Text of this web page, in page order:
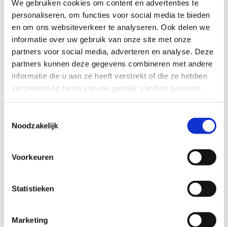
We gebruiken cookies om content en advertenties te
personaliseren, om functies voor social media te bieden
en om ons websiteverkeer te analyseren. Ook delen we
informatie over uw gebruik van onze site met onze
partners voor social media, adverteren en analyse. Deze
partners kunnen deze gegevens combineren met andere
informatie die u aan ze heeft verstrekt of die ze hebben
verzameld op basis van uw gebruik van hun services.
Noodzakelijk
Voorkeuren
Statistieken
Marketing